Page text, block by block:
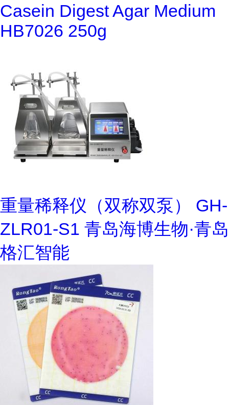
Casein Digest Agar Medium
HB7026 250g
重量稀释仪（双称双泵） GH-
ZLR01-S1 青岛海博生物·青岛
格汇智能